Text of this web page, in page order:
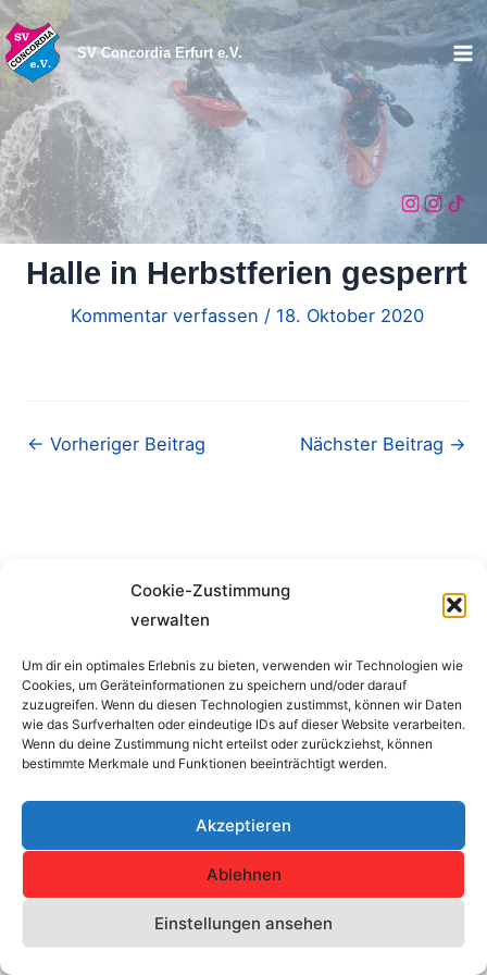
Cookie-Zustimmung
verwalten
Um dir ein optimales Erlebnis zu bieten, verwenden wir Technologien wie
Cookies, um Geräteinformationen zu speichern und/oder darauf
zuzugreifen. Wenn du diesen Technologien zustimmst, können wir Daten
wie das Surfverhalten oder eindeutige IDs auf dieser Website verarbeiten.
Wenn du deine Zustimmung nicht erteilst oder zurückziehst, können
bestimmte Merkmale und Funktionen beeinträchtigt werden.
Akzeptieren
Ablehnen
Einstellungen ansehen
Zum
Inhalt
springen
SV Concordia Erfurt e.V.
Halle in Herbstferien gesperrt
Kommentar verfassen / 18. Oktober 2020
← Vorheriger Beitrag Nächster Beitrag →
Impressum
Copyright © 2026 SV Concordia Erfurt e.V. | Alle Rechte
vorbehalten.
Haftungshinweis: Trotz sorgfältiger inhaltlicher Kontrolle übernehmen
Für den Inhalt der verlinkten Seiten sind ausschließlich deren
Betreiber verantwortlich.